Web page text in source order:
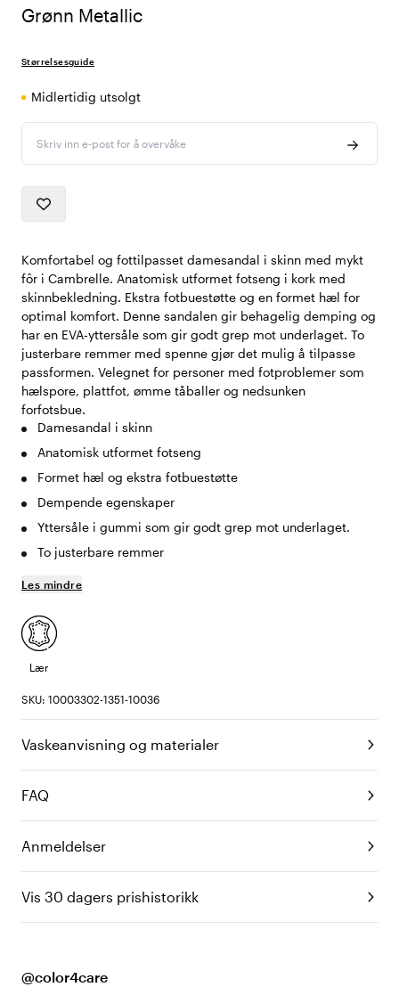
Grønn Metallic
Størrelsesguide
Midlertidig utsolgt
Komfortabel og fottilpasset damesandal i skinn med mykt
fôr i Cambrelle. Anatomisk utformet fotseng i kork med
skinnbekledning. Ekstra fotbuestøtte og en formet hæl for
optimal komfort. Denne sandalen gir behagelig demping og
har en EVA-yttersåle som gir godt grep mot underlaget. To
justerbare remmer med spenne gjør det mulig å tilpasse
passformen. Velegnet for personer med fotproblemer som
hælspore, plattfot, ømme tåballer og nedsunken
forfotsbue.
Damesandal i skinn
Anatomisk utformet fotseng
Formet hæl og ekstra fotbuestøtte
Dempende egenskaper
Yttersåle i gummi som gir godt grep mot underlaget.
To justerbare remmer
Les mindre
Lær
SKU: 10003302-1351-10036
Vaskeanvisning og materialer
FAQ
Anmeldelser
Vis 30 dagers prishistorikk
@color4care